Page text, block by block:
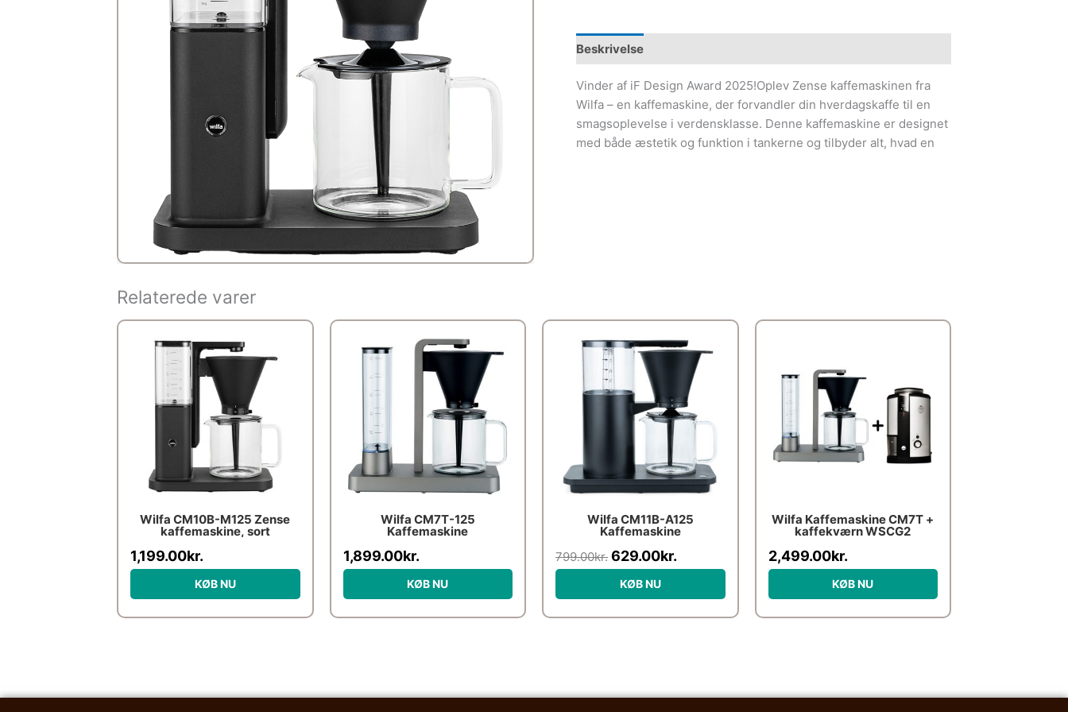
Beskrivelse
Vinder af iF Design Award 2025!Oplev Zense kaffemaskinen fra
Wilfa – en kaffemaskine, der forvandler din hverdagskaffe til en
smagsoplevelse i verdensklasse. Denne kaffemaskine er designet
med både æstetik og funktion i tankerne og tilbyder alt, hvad en
Relaterede varer
Wilfa CM10B-M125 Zense
kaffemaskine, sort
1,199.00kr.
KØB NU
Wilfa CM7T-125
Kaffemaskine
1,899.00kr.
KØB NU
Wilfa CM11B-A125
Kaffemaskine
799.00kr.
oprindelige
pris
var:
799.00kr..
629.00kr.
aktuelle
pris
er:
629.00kr..
KØB NU
Wilfa Kaffemaskine CM7T +
kaffekværn WSCG2
2,499.00kr.
KØB NU